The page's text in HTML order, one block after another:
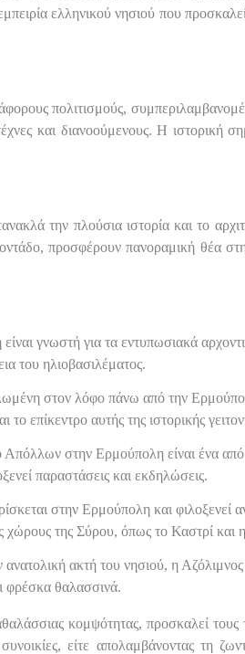
ελληνικού νησιού που
πολιτισμούς,
και διανοούμενους. Η ιστορική
την πλούσια ιστορία και το
προσφέρουν πανοραμική θέα
γνωστή για τα εντυπωσιακά
του ηλιοβασιλέματος.
στον λόφο πάνω από την
επίκεντρο αυτής της ιστορικής
στην Ερμούπολη είναι ένα
παραστάσεις και εκδηλώσεις.
στην Ερμούπολη και φιλοξενεί
χώρους της Σύρου, όπως το Καστρί και
ακτή του νησιού, η
φρέσκα θαλασσινά.
κομψότητας, προσκαλεί
είτε απολαμβάνοντας τη